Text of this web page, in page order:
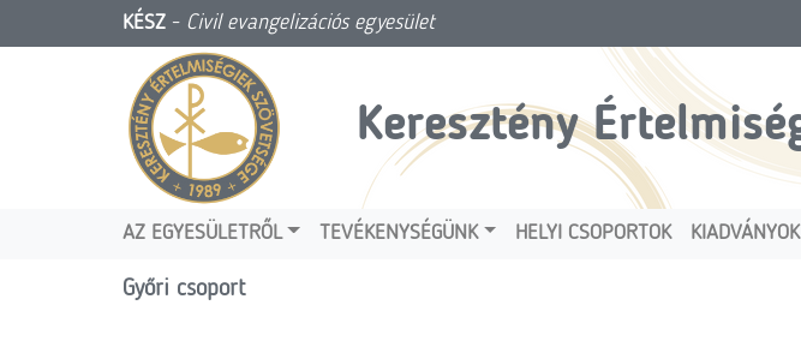
KÉSZ - Civil evangelizációs egyesület
Keresztény
AZ EGYESÜLETRŐL TEVÉKENYSÉGÜNK HELYI CSOPORTOK KIADVÁNYOK
Győri csoport